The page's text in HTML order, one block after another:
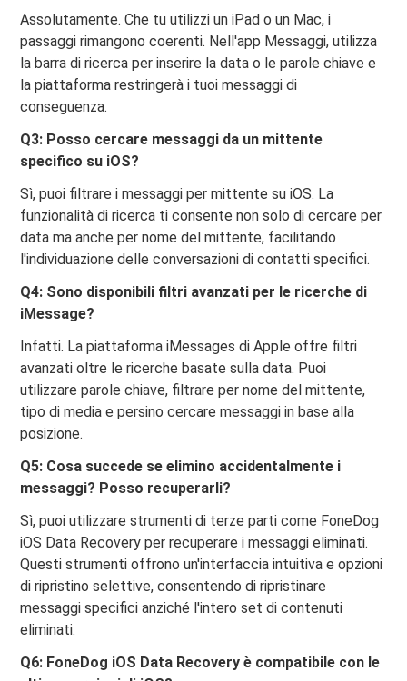
Assolutamente. Che tu utilizzi un iPad o un Mac, i
passaggi rimangono coerenti. Nell'app Messaggi, utilizza
la barra di ricerca per inserire la data o le parole chiave e
la piattaforma restringerà i tuoi messaggi di
conseguenza.
Q3: Posso cercare messaggi da un mittente
specifico su iOS?
Sì, puoi filtrare i messaggi per mittente su iOS. La
funzionalità di ricerca ti consente non solo di cercare per
data ma anche per nome del mittente, facilitando
l'individuazione delle conversazioni di contatti specifici.
Q4: Sono disponibili filtri avanzati per le ricerche di
iMessage?
Infatti. La piattaforma iMessages di Apple offre filtri
avanzati oltre le ricerche basate sulla data. Puoi
utilizzare parole chiave, filtrare per nome del mittente,
tipo di media e persino cercare messaggi in base alla
posizione.
Q5: Cosa succede se elimino accidentalmente i
messaggi? Posso recuperarli?
Sì, puoi utilizzare strumenti di terze parti come FoneDog
iOS Data Recovery per recuperare i messaggi eliminati.
Questi strumenti offrono un'interfaccia intuitiva e opzioni
di ripristino selettive, consentendo di ripristinare
messaggi specifici anziché l'intero set di contenuti
eliminati.
Q6: FoneDog iOS Data Recovery è compatibile con le